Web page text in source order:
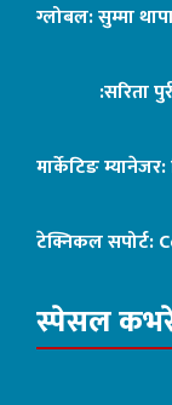
ग्लोबल: सुम्मा
:सरिता पुरी
मार्केटिङ
टेक्निकल सपोर्ट:
स्पेसल